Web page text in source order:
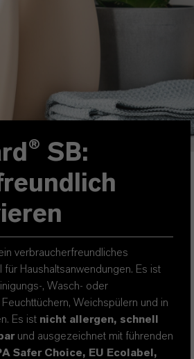
SB:
verbraucherfreundliches
für Haushaltsanwendungen. Es ist
, Wasch- oder
Feuchttüchern, Weichspülern und in
Es ist nicht allergen, schnell
und ausgezeichnet mit führenden
Safer Choice, EU Ecolabel ,